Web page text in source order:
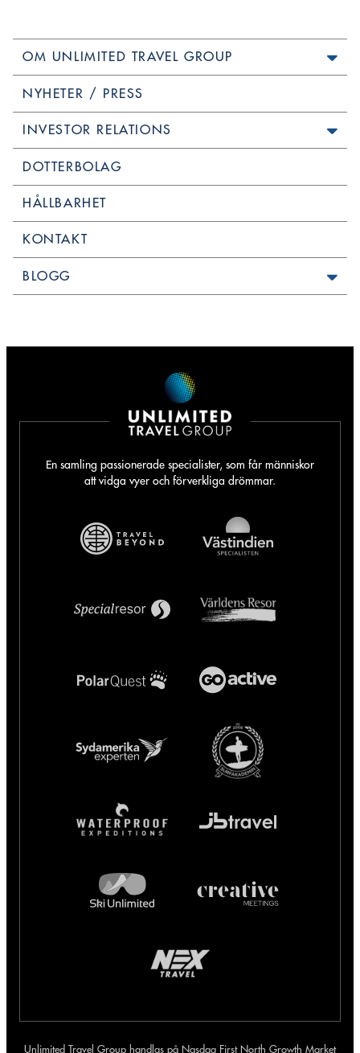
OM UNLIMITED TRAVEL GROUP
NYHETER / PRESS
INVESTOR RELATIONS
DOTTERBOLAG
HÅLLBARHET
KONTAKT
BLOGG
En samling passionerade specialister, som får människor
att vidga vyer och förverkliga drömmar.
Unlimited Travel Group handlas på Nasdaq First North Growth Market